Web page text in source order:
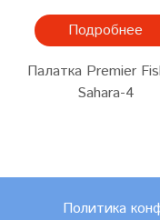
Подробнее
Палатка Premier
Sahara-4
Политика